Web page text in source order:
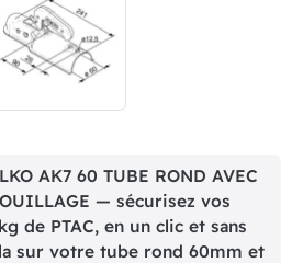
AK7 60 TUBE ROND AVEC
— sécurisez vos
de PTAC, en un clic et sans
sur votre tube rond 60mm et